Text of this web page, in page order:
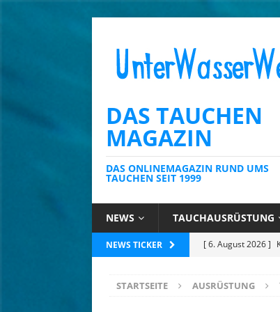
DAS TAUCHEN
MAGAZIN
DAS ONLINEMAGAZIN RUND UMS
TAUCHEN SEIT 1999
NEWS TAUCHAUSRÜSTUNG
NEWS TICKER [ 6. August 2026 ]
[ 3. August 2026 ]
STARTSEITE AUSRÜSTUNG